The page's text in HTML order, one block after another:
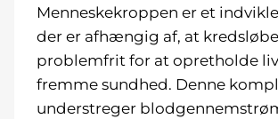
Menneskekroppen er et
der er afhængig af, at
problemfrit for at opretholde
fremme sundhed. Denne
understreger